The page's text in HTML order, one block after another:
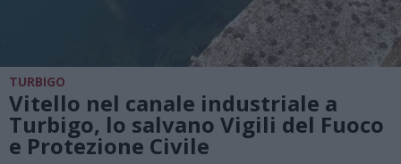
TURBIGO
Vitello nel canale industriale a
Turbigo, lo salvano Vigili del Fuoco
e Protezione Civile